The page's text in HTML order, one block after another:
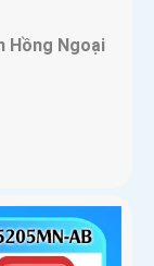
Hồng Ngoại